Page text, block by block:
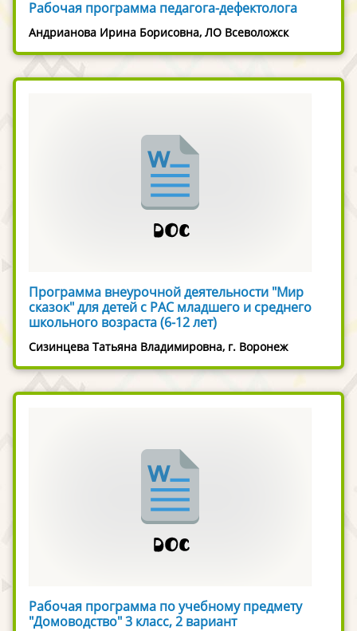
Рабочая программа педагога-дефектолога
Андрианова Ирина Борисовна, ЛО Всеволожск
Программа внеурочной деятельности "Мир
сказок" для детей с РАС младшего и среднего
школьного возраста (6-12 лет)
Сизинцева Татьяна Владимировна, г. Воронеж
Рабочая программа по учебному предмету
"Домоводство" 3 класс, 2 вариант